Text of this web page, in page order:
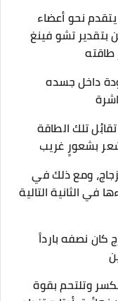
نحو أعضاء
بتقدير تشو فينغ
داخل جسده
تلك الطاقة
بشعورٍ غريب
ومع ذلك في
في الثانية التالية
نصفه بارداً
وتلتحم بقوة